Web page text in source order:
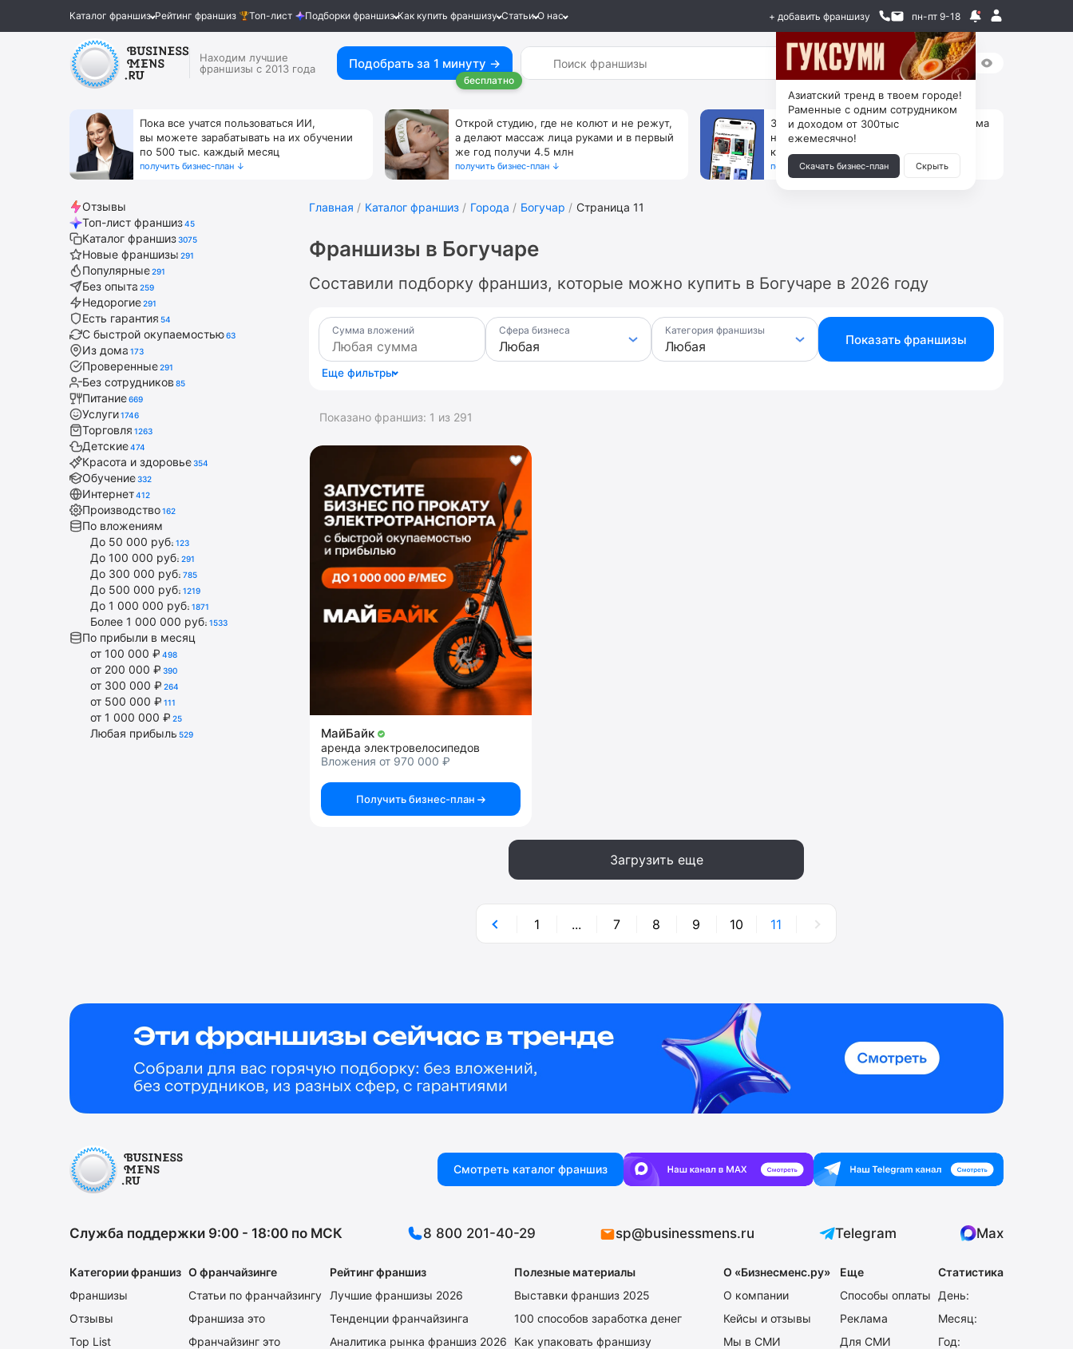
Каталог франшиз Рейтинг франшиз Топ-лист Подборки франшиз Как купить франшизу Статьи О нас + добавить франшизу пн-пт 9-18
Находим лучшие
франшизы с 2013 года
Подобрать за 1 минуту →
бесплатно
Пока все учатся пользоваться ИИ,
вы можете зарабатывать на их обучении
по 500 тыс. каждый месяц
получить бизнес-план ↓
Открой студию, где не колют и не режут,
а делают массаж лица руками и в первый
же год получи 4.5 млн
получить бизнес-план ↓
За 90 тыс. открой магазин на Авито, дома
ни коробок, ни товара, ни склада, зато
каждый месяц +125 тыс. чистыми
получить бизнес-план ↓
Отзывы
Топ-лист франшиз45
Каталог франшиз3075
Новые франшизы 291
Популярные291
Без опыта 259
Недорогие291
Есть гарантия 54
С быстрой окупаемостью63
Из дома 173
Проверенные291
Без сотрудников 85
Питание669
Услуги1746
Торговля 1263
Детские474
Красота и здоровье354
Обучение332
Интернет412
Производство162
По вложениям
До 50 000 руб. 123
До 100 000 руб. 291
До 300 000 руб. 785
До 500 000 руб. 1219
До 1 000 000 руб. 1871
Более 1 000 000 руб. 1533
По прибыли в месяц
от 100 000 ₽ 498
от 200 000 ₽ 390
от 300 000 ₽ 264
от 500 000 ₽ 111
от 1 000 000 ₽ 25
Любая прибыль 529
Главная Каталог франшиз Города Богучар Страница 11
Франшизы в Богучаре
Составили подборку франшиз, которые можно купить в Богучаре в 2026 году
Сумма вложений Сфера бизнеса Категория франшизы
Показать франшизы
Еще фильтры
Показано франшиз: 1 из 291
МайБайк
аренда электровелосипедов
Вложения от 970 000 ₽
Получить бизнес-план
Загрузить еще
1 ... 7 8 9 10 11
Азиатский тренд в твоем городе!
Раменные с одним сотрудником
и доходом от 300тыс
ежемесячно!
Скачать бизнес-план Скрыть
Смотреть каталог франшиз
Служба поддержки 9:00 - 18:00 по МСК 8 800 201-40-29 sp@businessmens.ru Telegram Max
Категории франшиз
Франшизы
Отзывы
Top List
О франчайзинге
Статьи по франчайзингу
Франшиза это
Франчайзинг это
Рейтинг франшиз
Лучшие франшизы 2026
Тенденции франчайзинга
Аналитика рынка франшиз 2026
Полезные материалы
Выставки франшиз 2025
100 способов заработка денег
Как упаковать франшизу
О «Бизнесменс.ру»
О компании
Кейсы и отзывы
Мы в СМИ
Еще
Способы оплаты
Реклама
Для СМИ
Статистика
День:
Месяц:
Год: